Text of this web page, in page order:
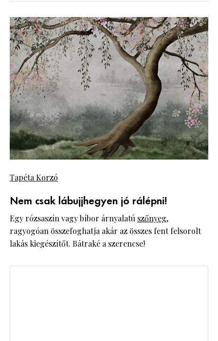
Tapéta Korzó
Nem csak lábujjhegyen jó rálépni!
Egy rózsaszín vagy bíbor árnyalatú szőnyeg,
ragyogóan összefoghatja akár az összes fent felsorolt
lakás kiegészítőt. Bátraké a szerencse!